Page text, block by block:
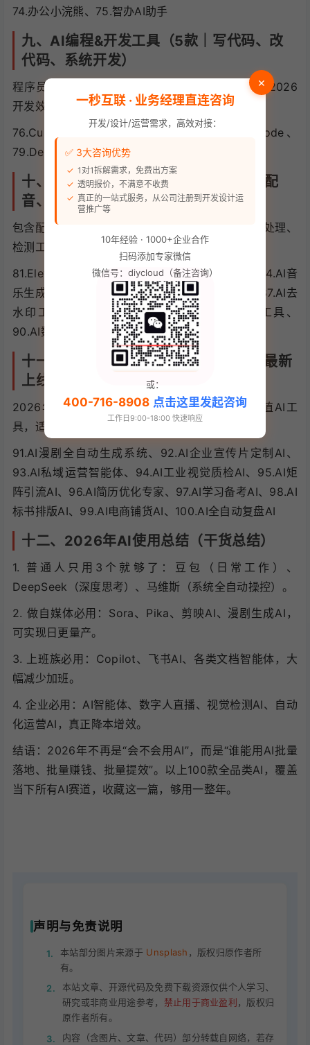
74.办公小浣熊、75.智办AI助手
九、AI编程&开发工具（5款｜写代码、改
代码、系统开发）
程序员、软件开发、定制系统、AI源码开发专用，2026
开发效率提升10倍。
76.Cursor、77.GitHub Copilot、78.Claude Code、
79.DeepSeek代码助手、80.阿里云AI编程
十、AI音频配音&小众实用AI（10款｜配
音、音乐、翻译、全能辅助）
包含配音、背景音乐、字幕、翻译、去水印、图片处理、
检测工具，日常刚需工具。
81.ElevenLabs、82.讯飞配音、83.剪映配音AI、84.AI音
乐生成器、85.同声翻译AI、86.AI图片超清修复、87.AI去
水印工具、88.AI文档解析器、89.AI视觉检测工具、
90.AI数据复盘工具
十一、2026新增爆款小众AI（10款｜最新
上线、高价值）
2026年最新迭代、刚爆火、极少人知道的高价值AI工
具，适合差异化副业、企业升级。
91.AI漫剧全自动生成系统、92.AI企业宣传片定制AI、
93.AI私域运营智能体、94.AI工业视觉质检AI、95.AI矩
阵引流AI、96.AI简历优化专家、97.AI学习备考AI、98.AI
标书排版AI、99.AI电商铺货AI、100.AI全自动复盘AI
十二、2026年AI使用总结（干货总结）
1. 普通人只用3个就够了：豆包（日常工作）、
DeepSeek（深度思考）、马维斯（系统全自动操控）。
2. 做自媒体必用：Sora、Pika、剪映AI、漫剧生成AI，
可实现日更量产。
3. 上班族必用：Copilot、飞书AI、各类文档智能体，大
幅减少加班。
4. 企业必用：AI智能体、数字人直播、视觉检测AI、自动
化运营AI，真正降本增效。
结语：2026年不再是“会不会用AI”，而是“谁能用AI批量
落地、批量赚钱、批量提效”。以上100款全品类AI，覆盖
当下所有AI赛道，收藏这一篇，够用一整年。
声明与免责说明
1. 本站部分图片来源于 Unsplash ，版权归原作者所
有。
2.
本站文章、开源代码及免费下载资源仅供个人学习、
研究或非商业用途参考， 禁止用于商业盈利 ，版权归
原作者所有。
3.
内容（含图片、文章、代码）部分转载自网络，若存
×
一秒互联 · 业务经理直连咨询
开发/设计/运营需求，高效对接：
✅ 3大咨询优势
1对1拆解需求，免费出方案
透明报价，不满意不收费
真正的一站式服务，从公司注册到开发设计运
营推广等
10年经验 · 1000+企业合作
扫码添加专家微信
微信号：diycloud（备注咨询）
或：
400-716-8908 点击这里发起咨询
工作日9:00-18:00 快速响应